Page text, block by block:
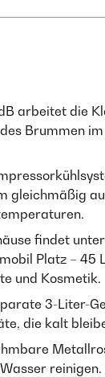
arbeitet die
Brummen
gleichmäßig
findet
Platz – 45
und Kosmetik.
3-Liter-
die kalt